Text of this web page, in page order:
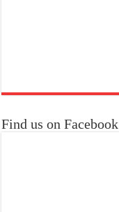
Find us on Facebook